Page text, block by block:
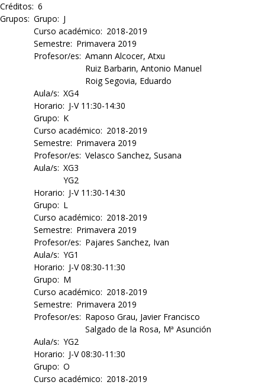
Créditos 6
Grupos Grupo
J
Curso académico
2018-2019
Semestre
Primavera 2019
Profesor/es Amann Alcocer, Atxu
Ruiz Barbarin, Antonio Manuel
Roig Segovia, Eduardo
Aula/s XG4
Horario
J-V 11:30-14:30
Grupo
K
Curso académico
2018-2019
Semestre
Primavera 2019
Profesor/es Velasco Sanchez, Susana
Aula/s XG3
YG2
Horario
J-V 11:30-14:30
Grupo
L
Curso académico
2018-2019
Semestre
Primavera 2019
Profesor/es
Pajares Sanchez, Ivan
Aula/s YG1
Horario
J-V 08:30-11:30
Grupo
M
Curso académico
2018-2019
Semestre
Primavera 2019
Profesor/es
Raposo Grau, Javier Francisco
Salgado de la Rosa, Mª Asunción
Aula/s YG2
Horario
J-V 08:30-11:30
Grupo O
Curso académico
2018-2019